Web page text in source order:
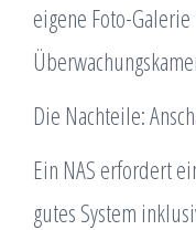
eigene Foto-
Die Nachteile:
Ein NAS erfordert
gutes System